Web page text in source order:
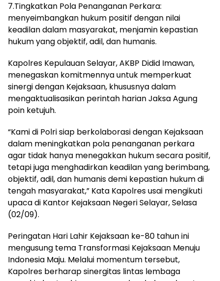
7.Tingkatkan Pola Penanganan Perkara:
menyeimbangkan hukum positif dengan nilai
keadilan dalam masyarakat, menjamin kepastian
hukum yang objektif, adil, dan humanis.
Kapolres Kepulauan Selayar, AKBP Didid Imawan,
menegaskan komitmennya untuk memperkuat
sinergi dengan Kejaksaan, khususnya dalam
mengaktualisasikan perintah harian Jaksa Agung
poin ketujuh.
“Kami di Polri siap berkolaborasi dengan Kejaksaan
dalam meningkatkan pola penanganan perkara
agar tidak hanya menegakkan hukum secara positif,
tetapi juga menghadirkan keadilan yang berimbang,
objektif, adil, dan humanis demi kepastian hukum di
tengah masyarakat,” Kata Kapolres usai mengikuti
upaca di Kantor Kejaksaan Negeri Selayar, Selasa
(02/09).
Peringatan Hari Lahir Kejaksaan ke-80 tahun ini
mengusung tema Transformasi Kejaksaan Menuju
Indonesia Maju. Melalui momentum tersebut,
Kapolres berharap sinergitas lintas lembaga